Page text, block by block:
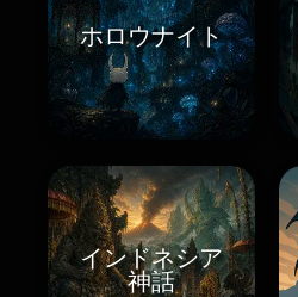
ホロウナイト
インドネシア
神話